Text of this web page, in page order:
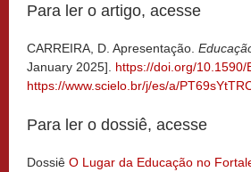
Para ler o artigo, acesse
CARREIRA, D. Apresentação.
January 2025]. https://doi.org/10.1590/
https://www.scielo.br/j/es/a/
Para ler o dossiê, acesse
Dossiê O Lugar da Educação no